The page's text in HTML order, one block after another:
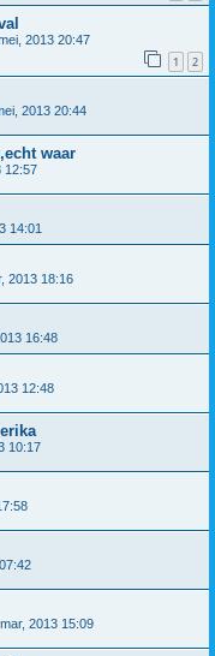
2013 20:47
1 2
2013 20:44
waar
12:57
14:01
2013 18:16
16:48
12:48
10:17
2013 15:09